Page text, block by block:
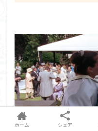
ホーム シェア